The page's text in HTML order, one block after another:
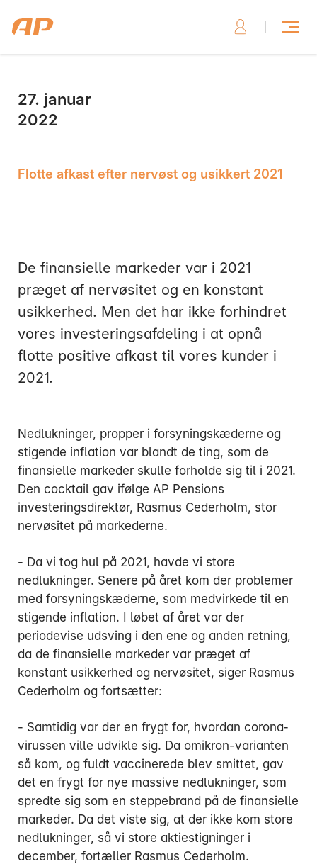
27. januar
2022
Flotte afkast efter nervøst og usikkert 2021
De finansielle markeder var i 2021
præget af nervøsitet og en konstant
usikkerhed. Men det har ikke forhindret
vores investeringsafdeling i at opnå
flotte positive afkast til vores kunder i
2021.
Nedlukninger, propper i forsyningskæderne og
stigende inflation var blandt de ting, som de
finansielle markeder skulle forholde sig til i 2021.
Den cocktail gav ifølge AP Pensions
investeringsdirektør, Rasmus Cederholm, stor
nervøsitet på markederne.
- Da vi tog hul på 2021, havde vi store
nedlukninger. Senere på året kom der problemer
med forsyningskæderne, som medvirkede til en
stigende inflation. I løbet af året var der
periodevise udsving i den ene og anden retning,
da de finansielle markeder var præget af
konstant usikkerhed og nervøsitet, siger Rasmus
Cederholm og fortsætter:
- Samtidig var der en frygt for, hvordan corona-
virussen ville udvikle sig. Da omikron-varianten
så kom, og fuldt vaccinerede blev smittet, gav
det en frygt for nye massive nedlukninger, som
spredte sig som en steppebrand på de finansielle
markeder. Da det viste sig, at der ikke kom store
nedlukninger, så vi store aktiestigninger i
december, fortæller Rasmus Cederholm.
Skriv til os, hvis du har brug for hjælp
Ring til os, hvis du har brug for hjælp
Tirsdag:
Onsdag:
Torsdag:
Fredag: